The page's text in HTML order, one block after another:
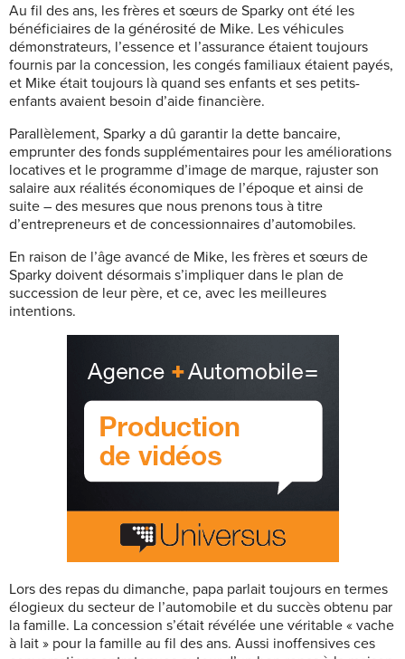
Au fil des ans, les frères et sœurs de Sparky ont été les
bénéficiaires de la générosité de Mike. Les véhicules
démonstrateurs, l’essence et l’assurance étaient toujours
fournis par la concession, les congés familiaux étaient payés,
et Mike était toujours là quand ses enfants et ses petits-
enfants avaient besoin d’aide financière.
Parallèlement, Sparky a dû garantir la dette bancaire,
emprunter des fonds supplémentaires pour les améliorations
locatives et le programme d’image de marque, rajuster son
salaire aux réalités économiques de l’époque et ainsi de
suite – des mesures que nous prenons tous à titre
d’entrepreneurs et de concessionnaires d’automobiles.
En raison de l’âge avancé de Mike, les frères et sœurs de
Sparky doivent désormais s’impliquer dans le plan de
succession de leur père, et ce, avec les meilleures
intentions.
Lors des repas du dimanche, papa parlait toujours en termes
élogieux du secteur de l’automobile et du succès obtenu par
la famille. La concession s’était révélée une véritable « vache
à lait » pour la famille au fil des ans. Aussi inoffensives ces